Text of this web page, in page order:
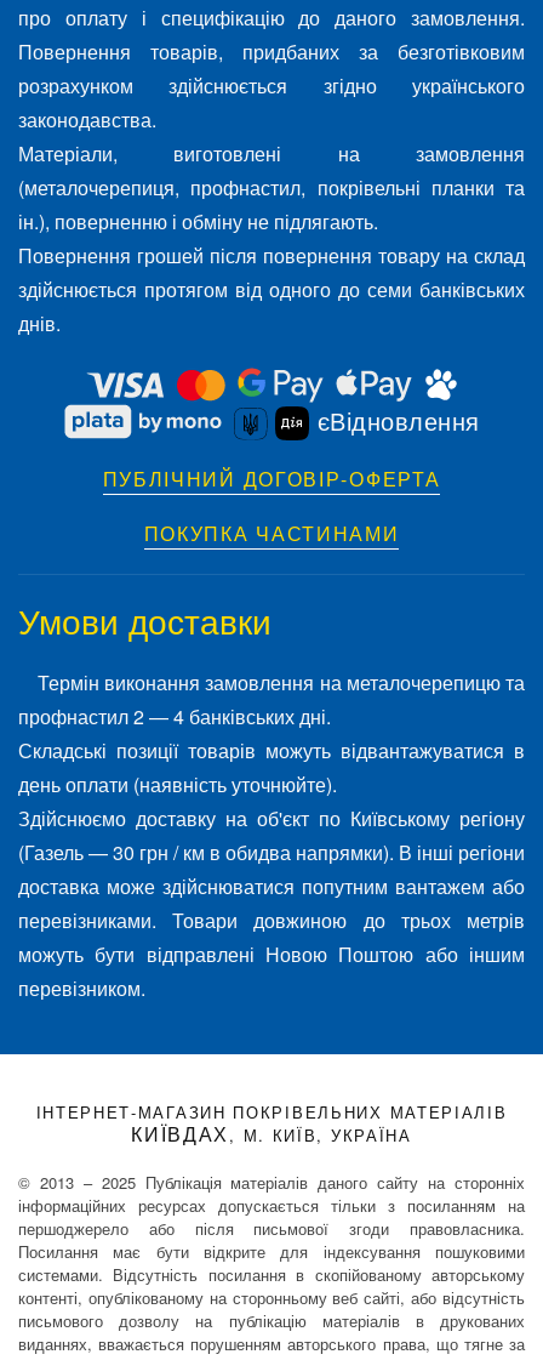
про оплату і специфікацію до даного замовлення.
Повернення товарів, придбаних за безготівковим
розрахунком здійснюється згідно українського
законодавства.
Матеріали, виготовлені на замовлення
(металочерепиця, профнастил, покрівельні планки та
ін.), поверненню і обміну не підлягають.
Повернення грошей після повернення товару на склад
здійснюється протягом від одного до семи банківських
днів.
єВідновлення
ПУБЛІЧНИЙ ДОГОВІР-ОФЕРТА
ПОКУПКА ЧАСТИНАМИ
Умови доставки
Термін виконання замовлення на металочерепицю та
профнастил 2 — 4 банківських дні.
Складські позиції товарів можуть відвантажуватися в
день оплати (наявність уточнюйте).
Здійснюємо доставку на об'єкт по Київському регіону
(Газель — 30 грн / км в обидва напрямки). В інші регіони
доставка може здійснюватися попутним вантажем або
перевізниками. Товари довжиною до трьох метрів
можуть бути відправлені Новою Поштою або іншим
перевізником.
ІНТЕРНЕТ-МАГАЗИН ПОКРІВЕЛЬНИХ МАТЕРІАЛІВ
КИЇВДАХ , М. КИЇВ, УКРАЇНА
© 2013 – 2025 Публікація матеріалів даного сайту на сторонніх
інформаційних ресурсах допускається тільки з посиланням на
першоджерело або після письмової згоди правовласника.
Посилання має бути відкрите для індексування пошуковими
системами. Відсутність посилання в скопійованому авторському
контенті, опублікованому на сторонньому веб сайті, або відсутність
письмового дозволу на публікацію матеріалів в друкованих
виданнях, вважається порушенням авторського права, що тягне за